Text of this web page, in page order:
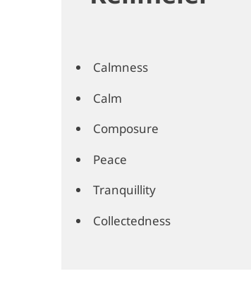
Calmness
Calm
Composure
Peace
Tranquillity
Collectedness